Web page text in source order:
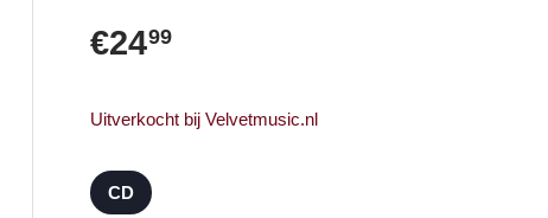
Reguliere prijs
€2499
Uitverkocht bij Velvetmusic.nl
CD